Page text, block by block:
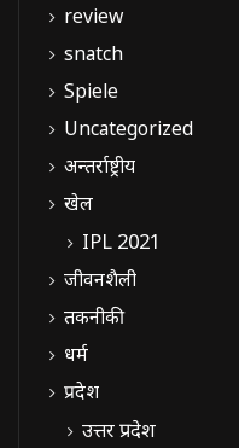
review
snatch
Spiele
Uncategorized
अन्तर्राष्ट्रीय
खेल
IPL 2021
जीवनशैली
तकनीकी
धर्म
प्रदेश
उत्तर प्रदेश